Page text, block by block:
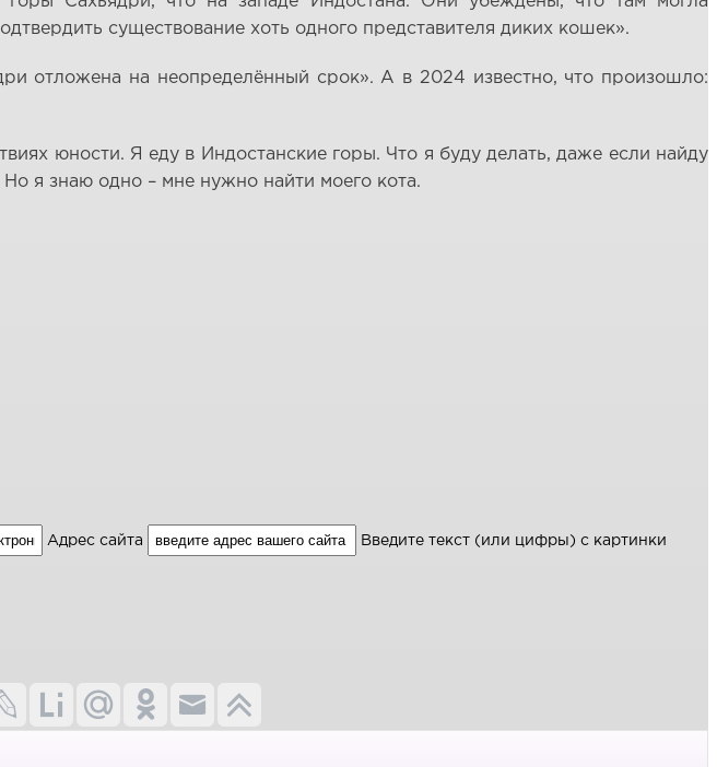
существование хоть одного представителя диких кошек».
отложена на неопределённый срок». А в 2024 известно, что произошло:
юности. Я еду в Индостанские горы. Что я буду делать, даже если найду
я знаю одно – мне нужно найти моего кота.
Адрес сайта Введите текст (или цифры) с картинки